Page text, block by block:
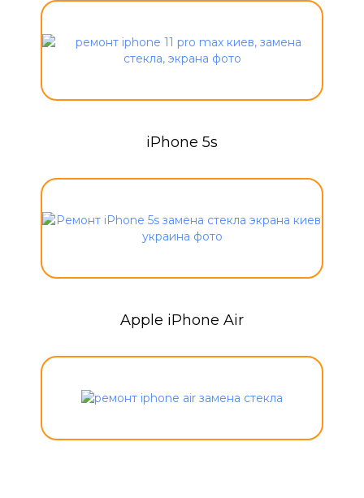
iPhone 5s
Apple iPhone Air